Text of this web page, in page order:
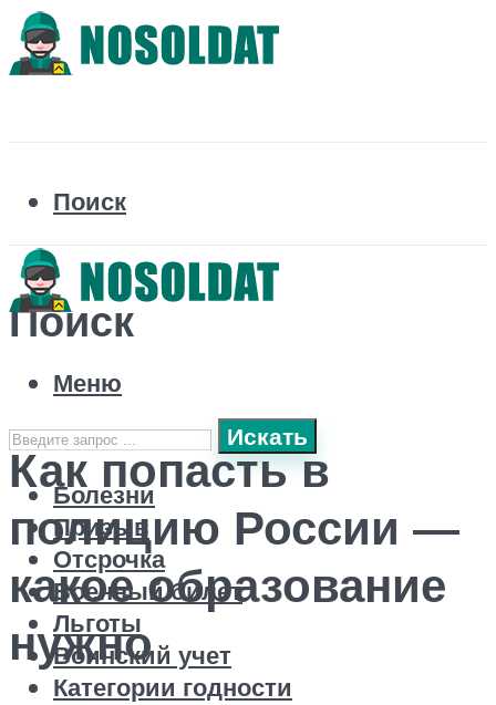
Поиск
Поиск
Искать
Болезни
Призыв
Отсрочка
Военный билет
Льготы
Воинский учет
Категории годности
Меню
Как попасть в
полицию России —
какое образование
нужно